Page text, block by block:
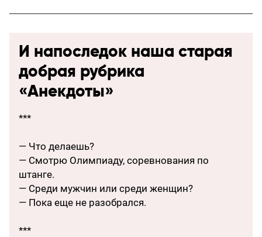
И напоследок наша старая
добрая рубрика
«Анекдоты»
***
— Что делаешь?
— Смотрю Олимпиаду, соревнования по
штанге.
— Среди мужчин или среди женщин?
— Пока еще не разобрался.
***